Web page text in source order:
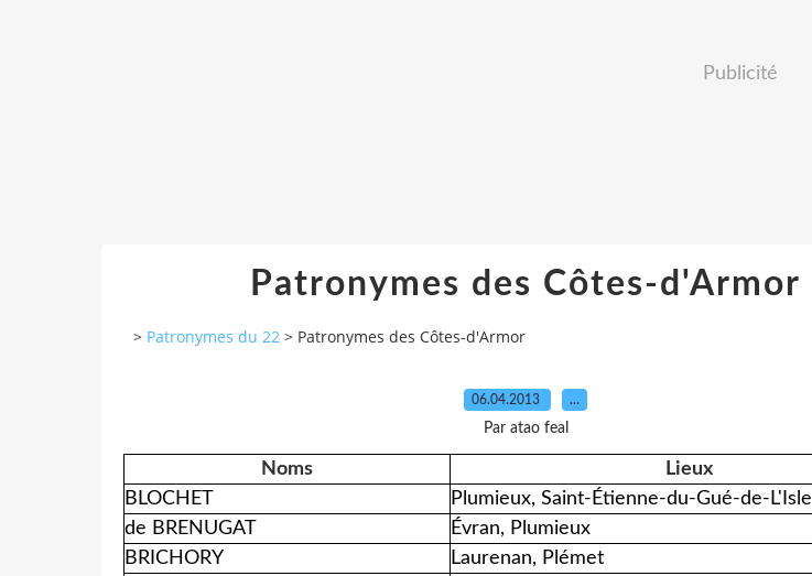
Publicité
Patronymes des Côtes-d'Armor
> Patronymes du 22 > Patronymes des Côtes-d'Armor
06.04.2013 …
Par atao feal
Noms
Lieux
BLOCHET
Plumieux, Saint-Étienne-du-Gué-de-L'Isle
de BRENUGAT
Évran, Plumieux
BRICHORY
Laurenan, Plémet